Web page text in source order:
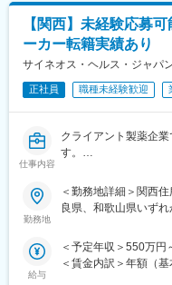
からのオーダーに対
製品によって営業ス
様々な医療機器を経験
が可能です。また、同
■新薬のプロモーショ
■長期収載品の市場拡
■ジェネリック医薬品
※プロジェクトの状況
ェクトが出るまで保留
ご認識の程よろしく
■エリアを跨ぐ転勤な
初任地希望だけでなく
て、アサインを検討
会、自身の強みを活
を通じて、その時々
【関西】未経験応募
ーカー転籍実績あり
サイネオス・ヘルス・ジャパ
正社員 職種未経験歓迎
仕事内容
クライアント製薬企
す。
=主な業務=
・メディカル戦略に沿
・社内ステークホルダ
※クライアントオフィ
※メディカルイベント
勤務地
＜勤務地詳細＞関西
良県、和歌山県いずれかに配属しま
給与
＜予定年収＞550万円
＜賃金内訳＞年額（